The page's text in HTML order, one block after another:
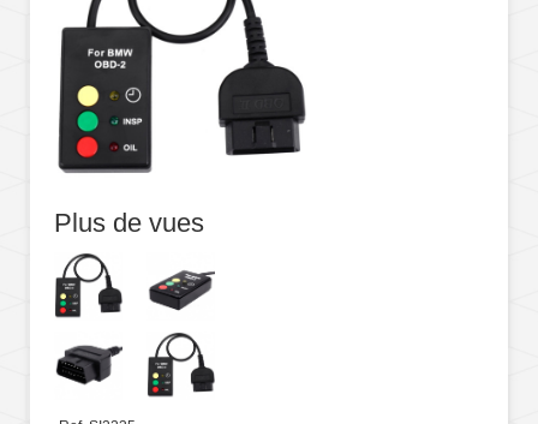
Plus de vues